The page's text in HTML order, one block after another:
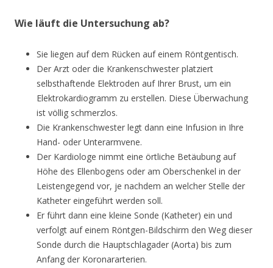
Wie läuft die Untersuchung ab?
Sie liegen auf dem Rücken auf einem Röntgentisch.
Der Arzt oder die Krankenschwester platziert
selbsthaftende Elektroden auf Ihrer Brust, um ein
Elektrokardiogramm zu erstellen. Diese Überwachung
ist völlig schmerzlos.
Die Krankenschwester legt dann eine Infusion in Ihre
Hand- oder Unterarmvene.
Der Kardiologe nimmt eine örtliche Betäubung auf
Höhe des Ellenbogens oder am Oberschenkel in der
Leistengegend vor, je nachdem an welcher Stelle der
Katheter eingeführt werden soll.
Er führt dann eine kleine Sonde (Katheter) ein und
verfolgt auf einem Röntgen-Bildschirm den Weg dieser
Sonde durch die Hauptschlagader (Aorta) bis zum
Anfang der Koronararterien.